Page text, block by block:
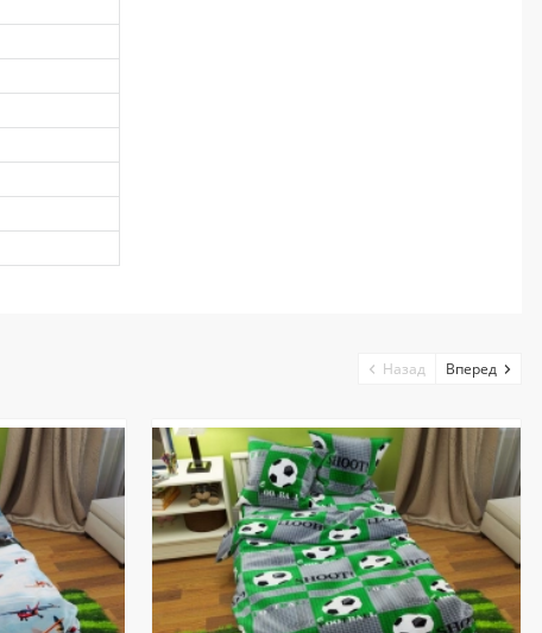
Назад Вперед